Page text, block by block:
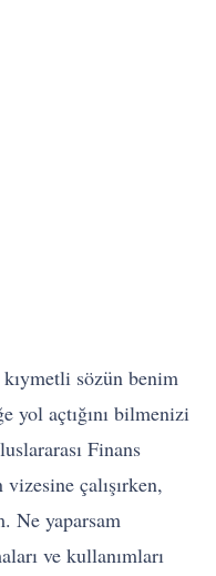
sözün benim
yol açtığını bilmenizi
Finans
çalışırken,
Ne yaparsam
ve kullanımları